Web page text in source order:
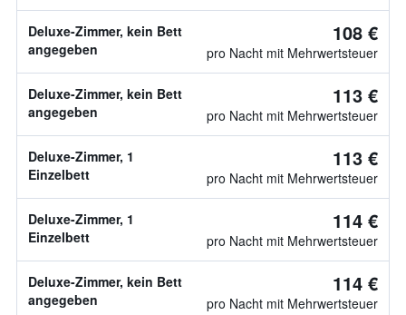
Deluxe-Zimmer, kein Bett
angegeben
108 €
pro Nacht mit Mehrwertsteuer
Deluxe-Zimmer, kein Bett
angegeben
113 €
pro Nacht mit Mehrwertsteuer
Deluxe-Zimmer, 1
Einzelbett
113 €
pro Nacht mit Mehrwertsteuer
Deluxe-Zimmer, 1
Einzelbett
114 €
pro Nacht mit Mehrwertsteuer
Deluxe-Zimmer, kein Bett
angegeben
114 €
pro Nacht mit Mehrwertsteuer